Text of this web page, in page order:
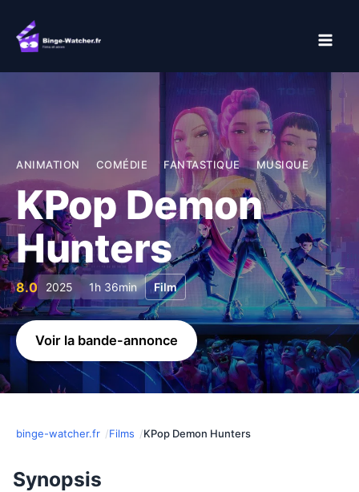
contenu
ANIMATION COMÉDIE FANTASTIQUE MUSIQUE
KPop Demon
Hunters
8.0 2025 1h 36min Film
Voir la bande-annonce
binge-watcher.fr Films KPop Demon Hunters
Synopsis